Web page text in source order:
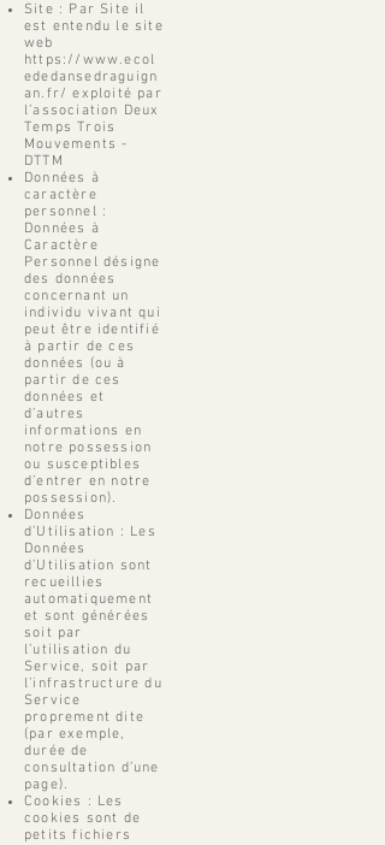
Site : Par Site il
est entendu le site
web
https://www.ecol
ededansedraguign
an.fr/ exploité par
l’association Deux
Temps Trois
Mouvements -
DTTM
Données à
caractère
personnel :
Données à
Caractère
Personnel désigne
des données
concernant un
individu vivant qui
peut être identifié
à partir de ces
données (ou à
partir de ces
données et
d’autres
informations en
notre possession
ou susceptibles
d’entrer en notre
possession).
Données
d’Utilisation : Les
Données
d’Utilisation sont
recueillies
automatiquement
et sont générées
soit par
l’utilisation du
Service, soit par
l’infrastructure du
Service
proprement dite
(par exemple,
durée de
consultation d’une
page).
Cookies : Les
cookies sont de
petits fichiers